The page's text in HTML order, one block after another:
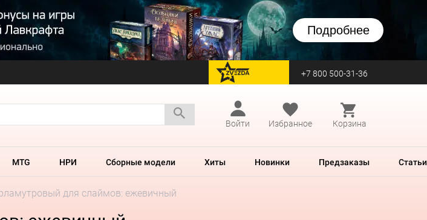
Подробнее
перейти на Zvezda +7 800 500-31-36
Войти
Избранное Корзина
MTG НРИ Сборные модели Хиты Новинки Предзаказы Статьи
для слаймов: ежевичный